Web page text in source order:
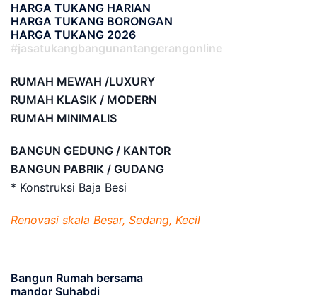
HARGA TUKANG HARIAN
HARGA TUKANG BORONGAN
HARGA TUKANG 2026
#jasatukangbangunantangerangonline
RUMAH MEWAH /LUXURY
RUMAH KLASIK / MODERN
RUMAH MINIMALIS
BANGUN GEDUNG / KANTOR
BANGUN PABRIK / GUDANG
* Konstruksi Baja Besi
Renovasi skala Besar, Sedang, Kecil
Bangun Rumah bersama
mandor Suhabdi